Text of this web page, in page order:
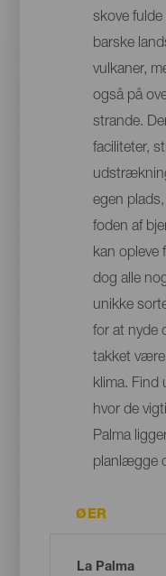
skove
barske
vulkaner,
også på
strande.
faciliteter,
egen
foden af
kan opleve
dog alle
unikke
for at nyde
takket
klima. Find
hvor de
Palma
planlægge
ØER